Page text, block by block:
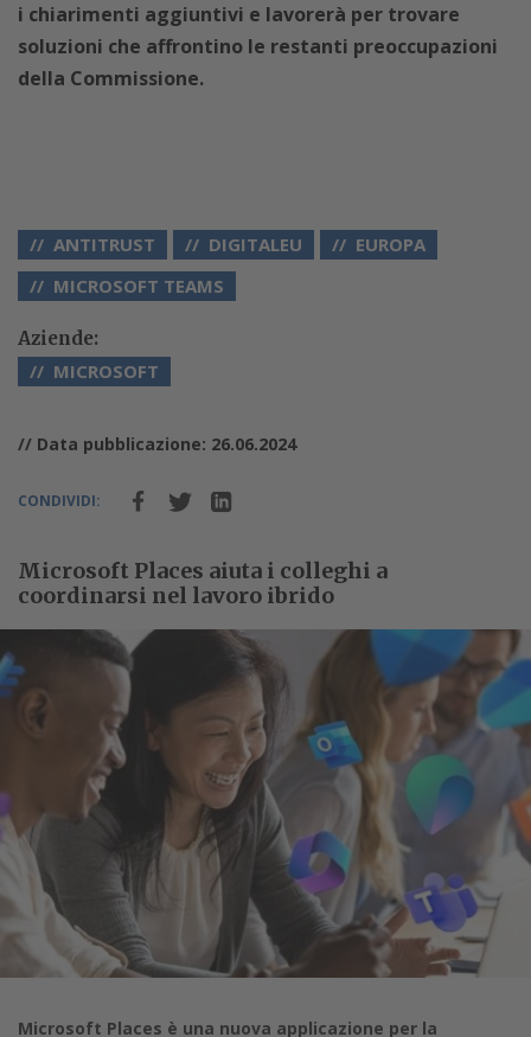
i chiarimenti aggiuntivi e lavorerà per trovare
soluzioni che affrontino le restanti preoccupazioni
della Commissione.
ANTITRUST DIGITALEU
EUROPA
MICROSOFT TEAMS
Aziende:
MICROSOFT
// Data pubblicazione: 26.06.2024
CONDIVIDI:
Microsoft Places aiuta i colleghi a
coordinarsi nel lavoro ibrido
Microsoft Places è una nuova applicazione per la